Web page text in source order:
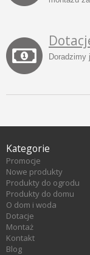
Doradzimy
Kategorie
Promocje
Nowe produkty
Produkty do ogrodu
Produkty do domu
O dom i woda
Dotacje
Montaż
Kontakt
Blog